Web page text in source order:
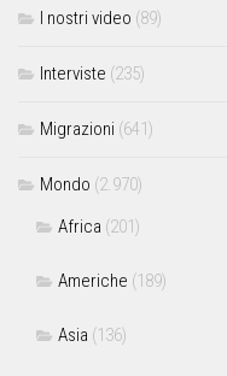
I nostri video (89)
Interviste (235)
Migrazioni (641)
Mondo (2.970)
Africa (201)
Americhe (189)
Asia (136)